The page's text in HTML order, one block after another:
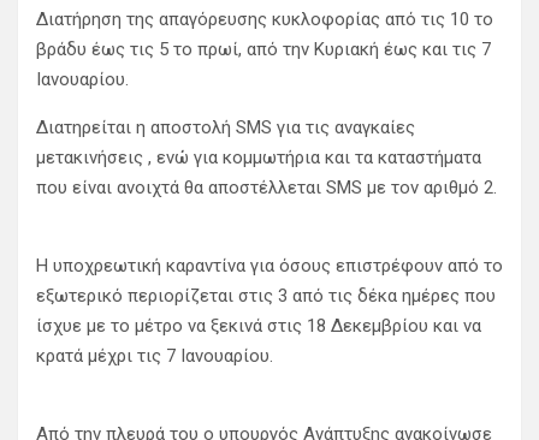
Διατήρηση της απαγόρευσης κυκλοφορίας από τις 10 το
βράδυ έως τις 5 το πρωί, από την Κυριακή έως και τις 7
Ιανουαρίου.
Διατηρείται η αποστολή SMS για τις αναγκαίες
μετακινήσεις , ενώ για κομμωτήρια και τα καταστήματα
που είναι ανοιχτά θα αποστέλλεται SMS με τον αριθμό 2.
Η υποχρεωτική καραντίνα για όσους επιστρέφουν από το
εξωτερικό περιορίζεται στις 3 από τις δέκα ημέρες που
ίσχυε με το μέτρο να ξεκινά στις 18 Δεκεμβρίου και να
κρατά μέχρι τις 7 Ιανουαρίου.
Από την πλευρά του ο υπουργός Ανάπτυξης ανακοίνωσε